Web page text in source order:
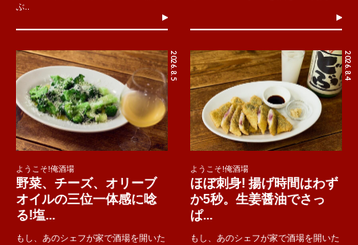
ぶ..
2026.8.5
ようこそ!俺酒場
野菜、チーズ、オリーブ
オイルの三位一体感に唸
る!塩...
もし、あのシェフが家で酒場を開いた
2026.8.4
ようこそ!俺酒場
ほぼ刺身! 揚げ時間はわず
か5秒。生姜醤油でさっ
ぱ...
もし、あのシェフが家で酒場を開いた